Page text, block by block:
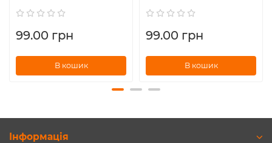
99.00 грн
В кошик
99.00 грн
В кошик
Інформація